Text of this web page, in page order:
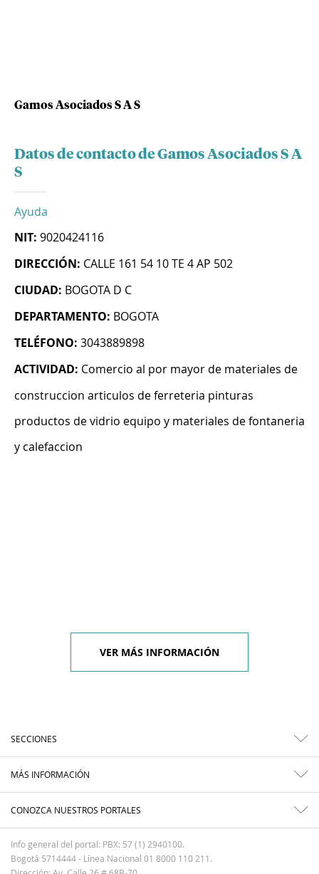
Gamos Asociados S A S
Datos de contacto de Gamos Asociados S A
S
Ayuda
NIT: 9020424116
DIRECCIÓN: CALLE 161 54 10 TE 4 AP 502
CIUDAD: BOGOTA D C
DEPARTAMENTO: BOGOTA
TELÉFONO: 3043889898
ACTIVIDAD: Comercio al por mayor de materiales de
construccion articulos de ferreteria pinturas
productos de vidrio equipo y materiales de fontaneria
y calefaccion
VER MÁS INFORMACIÓN
SECCIONES
MÁS INFORMACIÓN
CONOZCA NUESTROS PORTALES
Info general del portal: PBX: 57 (1) 2940100.
Bogotá 5714444 - Línea Nacional 01 8000 110 211.